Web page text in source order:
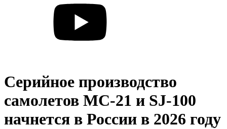
Серийное производство
самолетов МС-21 и SJ-100
начнется в России в 2026 году